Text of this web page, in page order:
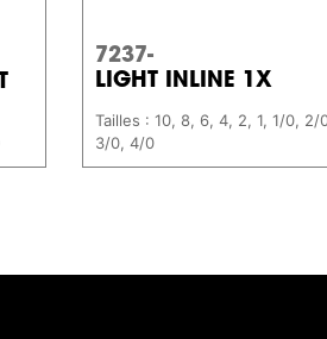
7237-
LIGHT INLINE 1X
Tailles : 10, 8, 6, 4, 2, 1, 1/0, 2/
3/0, 4/0